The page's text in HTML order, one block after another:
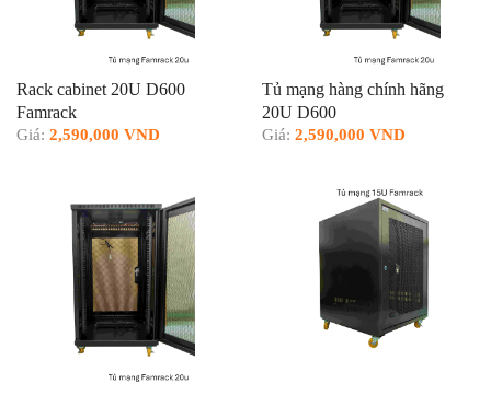
Rack cabinet 20U D600
Famrack
Giá: 2,590,000 VND
Tủ mạng hàng chính hãng
20U D600
Giá: 2,590,000 VND